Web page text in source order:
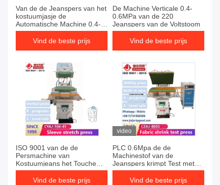
Van de de Jeanspers van het
kostuumjasje de
Automatische Machine 0.4-
0.6MPa
Vind de beste prijs
De Machine Verticale 0.4-
0.6MPa van de 220
Jeanspers van de Voltstoom
Vind de beste prijs
ISO 9001 van de de
Persmachine van
Kostuumjeans het Touche
screenplc Dubbele Revers
Vind de beste prijs
video
PLC 0.6Mpa de de
Machinestof van de
Jeanspers krimpt Test met
Luchtcompressor
Vind de beste prijs